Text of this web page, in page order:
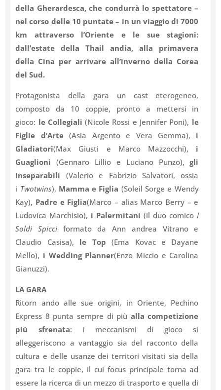
della Gherardesca, che condurrà lo spettatore –
nel corso delle 10 puntate – in un viaggio di 7000
km attraverso l’Oriente e le sue stagioni:
dall’estate della Thail andia, alla primavera
della Cina per arrivare all’inverno della Corea
del Sud.
Protagonista della gara un cast eterogeneo,
composto da 10 coppie, pronto a mettersi in
gioco: le Collegiali (Nicole Rossi e Jennifer Poni), le
Figlie d’Arte(Asia Argento e Vera Gemma), i
Gladiatori(Max Giusti e Marco Mazzocchi), i
Guaglioni (Gennaro Lillio e Luciano Punzo),gli
Inseparabili (Valerio e Fabrizio Salvatori, ossia
i Twotwins), Mamma e Figlia (Soleil Sorge e Wendy
Kay), Padre e Figlia(Marco – alias Marco Berry – e
Ludovica Marchisio), i Palermitani (il duo comico I
Soldi Spicciformato da Ann andrea Vitrano e
Claudio Casisa), le Top (Ema Kovac e Dayane
Mello), i Wedding Planner(Enzo Miccio e Carolina
Gianuzzi).
LA GARA
Ritorn ando alle sue origini, in Oriente, Pechino
Express 8 punta sempre di più alla competizione
più sfrenata: i meccanismi di gioco si
alleggeriscono a vantaggio sia del racconto della
cultura e delle usanze dei territori visitati sia della
gara tra le coppie, il cui focus principale torna ad
essere la ricerca di un mezzo di trasporto e quella di